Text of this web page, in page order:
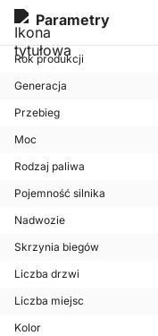
Parametry
Rok produkcji
Generacja
Przebieg
Moc
Rodzaj paliwa
Pojemność silnika
Nadwozie
Skrzynia biegów
Liczba drzwi
Liczba miejsc
Kolor